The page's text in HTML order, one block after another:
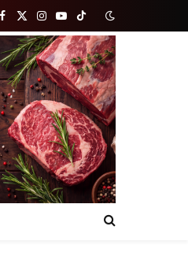
Facebook
X
(Twitter)
Instagram
YouTubeTikTok